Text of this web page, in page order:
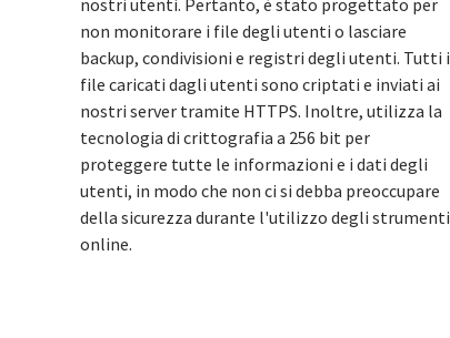
nostri utenti. Pertanto, è stato progettato per
non monitorare i file degli utenti o lasciare
backup, condivisioni e registri degli utenti. Tutti i
file caricati dagli utenti sono criptati e inviati ai
nostri server tramite HTTPS. Inoltre, utilizza la
tecnologia di crittografia a 256 bit per
proteggere tutte le informazioni e i dati degli
utenti, in modo che non ci si debba preoccupare
della sicurezza durante l'utilizzo degli strumenti
online.